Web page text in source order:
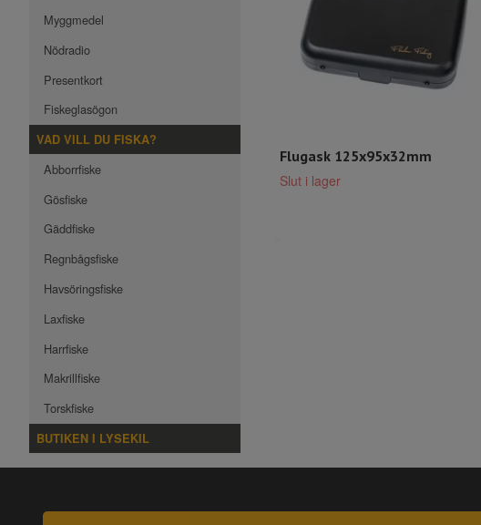
Myggmedel
Nödradio
Presentkort
Fiskeglasögon
VAD VILL DU FISKA?
Abborrfiske
Gösfiske
Gäddfiske
Regnbågsfiske
Havsöringsfiske
Laxfiske
Harrfiske
Makrillfiske
Torskfiske
BUTIKEN I LYSEKIL
Flugask 125x95x32mm
Slut i lager